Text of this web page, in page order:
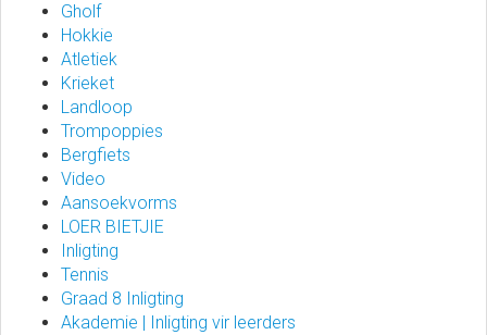
Gholf
Hokkie
Atletiek
Krieket
Landloop
Trompoppies
Bergfiets
Video
Aansoekvorms
LOER BIETJIE
Inligting
Tennis
Graad 8 Inligting
Akademie | Inligting vir leerders